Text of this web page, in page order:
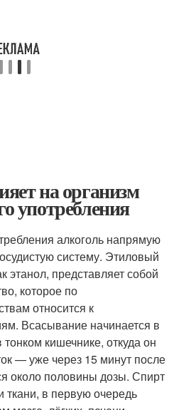
на организм
употребления
алкоголь напрямую
систему. Этиловый
этанол, представляет собой
которое по
относится к
Всасывание начинается в
кишечнике, откуда он
— уже через 15 минут после
около половины дозы. Спирт
ткани, в первую очередь